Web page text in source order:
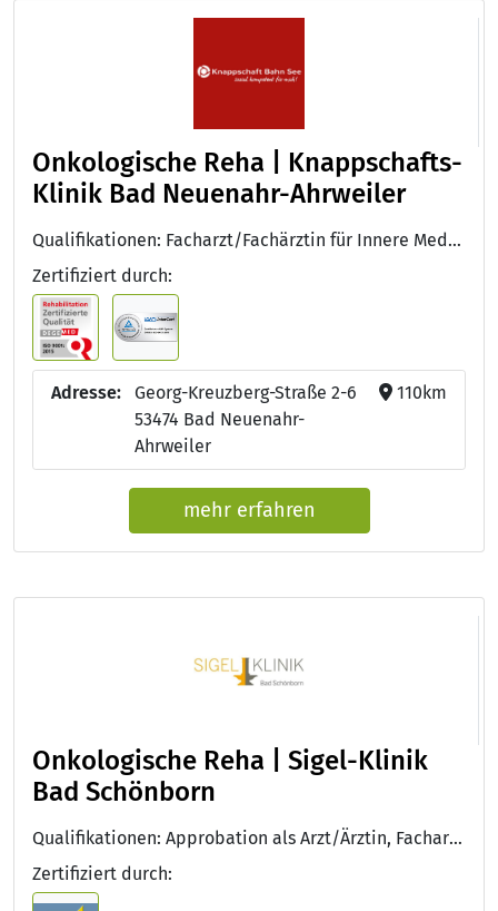
Onkologische Reha | Knappschafts-
Klinik Bad Neuenahr-Ahrweiler
Qualifikationen: Facharzt/Fachärztin für Innere Medizin, Facharzt/Fachärztin für Allgemeinmedizin, Facharzt/Fachärztin für Frauenheilkunde und Geburtshilfe, Facharzt/Fachärztin für Physikalische und Rehabilitative Medizin, DEGEMED, DIN EN ISO 9001 (TÜV Rheinland)
Zertifiziert durch:
Adresse:
Georg-Kreuzberg-Straße 2-6
53474 Bad Neuenahr-
Ahrweiler
110km
mehr erfahren
Onkologische Reha | Sigel-Klinik
Bad Schönborn
Qualifikationen: Approbation als Arzt/Ärztin, Facharzt/Fachärztin für Innere Medizin und Hämatologie und Onkologie, QMS-REHA®
Zertifiziert durch: